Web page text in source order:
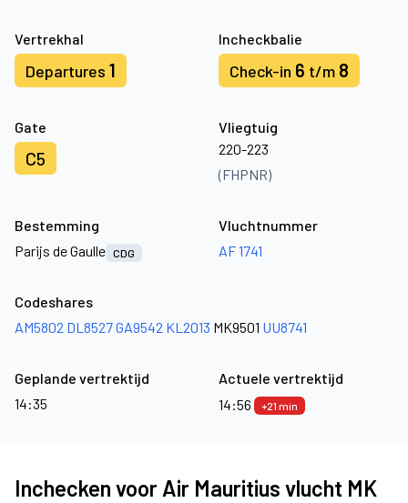
Vertrekhal
Departures 1
Incheckbalie
Check-in 6 t/m 8
Gate
C5
Vliegtuig
220-223
(FHPNR)
Bestemming
Parijs de Gaulle CDG
Vluchtnummer
AF 1741
Codeshares
AM5802 DL8527GA9542 KL2013 MK9501 UU8741
Geplande vertrektijd
14:35
Actuele vertrektijd
14:56
+21 min
Inchecken voor Air Mauritius vlucht MK